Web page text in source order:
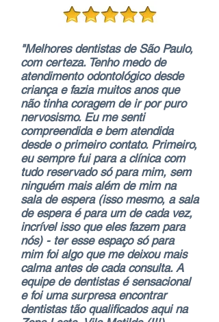
"Melhores dentistas de São Paulo,
com certeza. Tenho medo de
atendimento odontológico desde
criança e fazia muitos anos que
não tinha coragem de ir por puro
nervosismo. Eu me senti
compreendida e bem atendida
desde o primeiro contato. Primeiro,
eu sempre fui para a clínica com
tudo reservado só para mim, sem
ninguém mais além de mim na
sala de espera (isso mesmo, a sala
de espera é para um de cada vez,
incrível isso que eles fazem para
nós) - ter esse espaço só para
mim foi algo que me deixou mais
calma antes de cada consulta. A
equipe de dentistas é sensacional
e foi uma surpresa encontrar
dentistas tão qualificados aqui na